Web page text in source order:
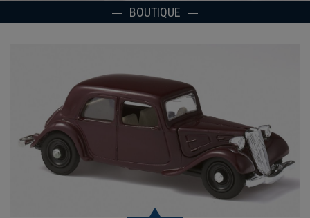
BOUTIQUE